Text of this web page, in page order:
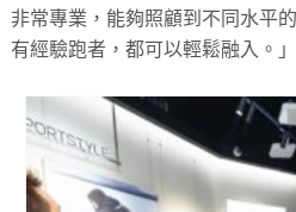
非常專業， 能夠照顧到不同水平
有經驗跑者，都可以輕鬆融入。 」